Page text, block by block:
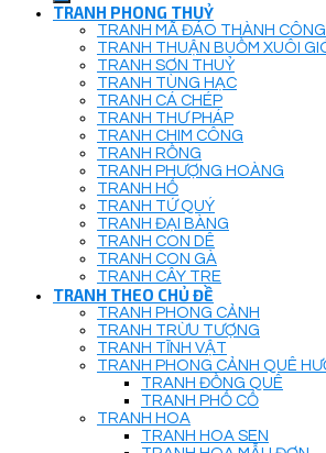
TRANH PHONG THUỶ
TRANH MÃ ĐÁO THÀNH CÔNG
TRANH THUẬN BUỒM XUÔI
TRANH SƠN THUỶ
TRANH TÙNG HẠC
TRANH CÁ CHÉP
TRANH THƯ PHÁP
TRANH CHIM CÔNG
TRANH RỒNG
TRANH PHƯỢNG HOÀNG
TRANH HỔ
TRANH TỨ QUÝ
TRANH ĐẠI BÀNG
TRANH CON DÊ
TRANH CON GÀ
TRANH CÂY TRE
TRANH THEO CHỦ ĐỀ
TRANH PHONG CẢNH
TRANH TRỪU TƯỢNG
TRANH TĨNH VẬT
TRANH PHONG CẢNH QUÊ
TRANH ĐỒNG QUÊ
TRANH PHỐ CỔ
TRANH HOA
TRANH HOA SEN